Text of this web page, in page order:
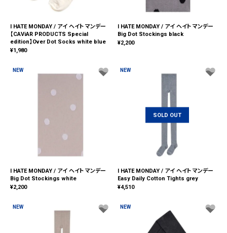
I HATE MONDAY / アイ ヘイト マンデー
【CAViAR PRODUCTS Special
edition】Over Dot Socks white blue
¥1,980
I HATE MONDAY / アイ ヘイト マンデー
Big Dot Stockings black
¥2,200
NEW
I HATE MONDAY / アイ ヘイト マンデー
Big Dot Stockings white
¥2,200
NEW
SOLD OUT
I HATE MONDAY / アイ ヘイト マンデー
Easy Daily Cotton Tights grey
¥4,510
NEW NEW